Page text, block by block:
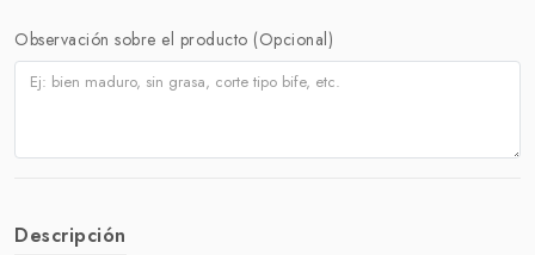
Observación sobre el producto (Opcional)
Descripción